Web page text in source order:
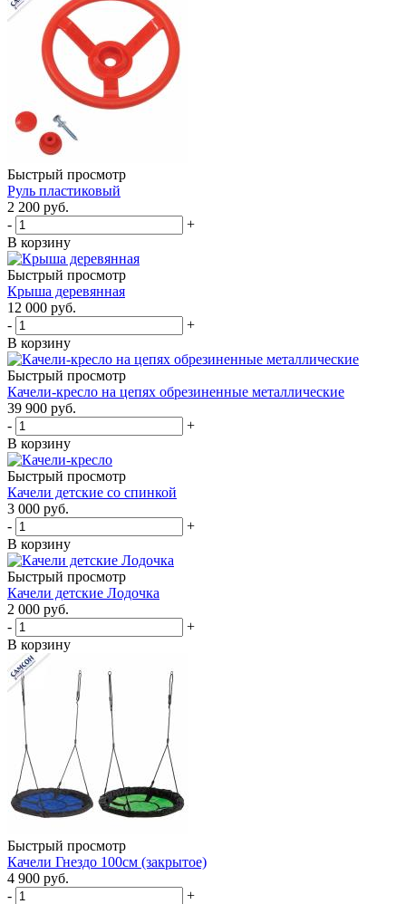
Быстрый просмотр
Руль пластиковый
2 200 руб.
-
+
В корзину
Быстрый просмотр
Крыша деревянная
12 000 руб.
-
+
В корзину
Быстрый просмотр
Качели-кресло на цепях обрезиненные металлические
39 900 руб.
-
+
В корзину
Быстрый просмотр
Качели детские со спинкой
3 000 руб.
-
+
В корзину
Быстрый просмотр
Качели детские Лодочка
2 000 руб.
-
+
В корзину
Быстрый просмотр
Качели Гнездо 100см (закрытое)
4 900 руб.
-
+